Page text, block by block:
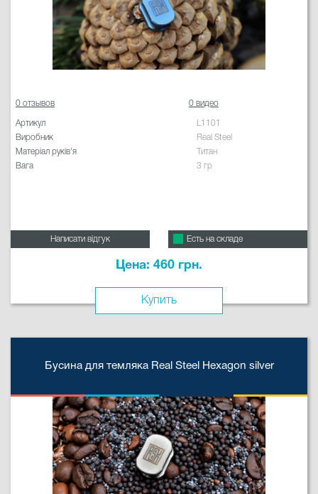
0 отзывов 0 видео
Артикул
L1101
Виробник
Real Steel
Матеріал руків'я
Титан
Вага
3 гр
Написати відгук Есть на складе
Цена: 460 грн.
Купить
Бусина для темляка Real Steel Hexagon silver